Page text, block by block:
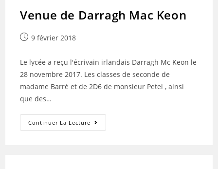
Multiples
Facettes
Venue de Darragh Mac Keon
Publication
9 février 2018
Le lycée a reçu l'écrivain irlandais Darragh Mc Keon le
28 novembre 2017. Les classes de seconde de
madame Barré et de 2D6 de monsieur Petel , ainsi
que des…
Continuer La Lecture Venue
De